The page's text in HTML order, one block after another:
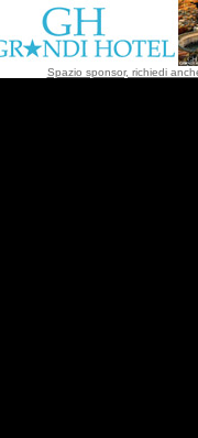
Spazio sponsor, richiedi